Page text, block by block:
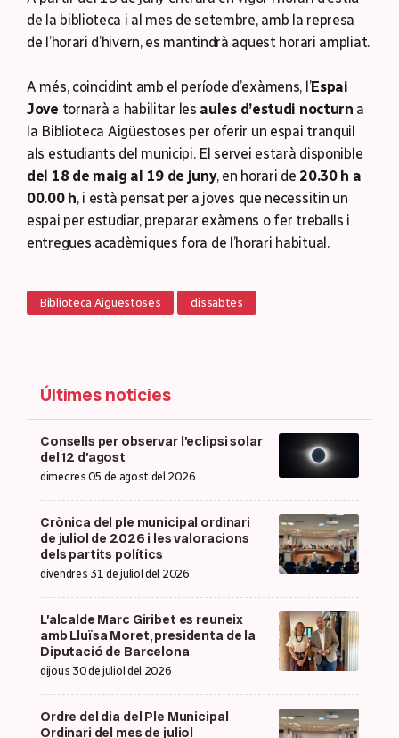
de la biblioteca i al mes de setembre, amb la represa
de l’horari d’hivern, es mantindrà aquest horari ampliat.
A més, coincidint amb el període d’exàmens, l’Espai
Jove tornarà a habilitar les aules d’estudi nocturn a
la Biblioteca Aigüestoses per oferir un espai tranquil
als estudiants del municipi. El servei estarà disponible
del 18 de maig al 19 de juny, en horari de 20.30 h a
00.00 h, i està pensat per a joves que necessitin un
espai per estudiar, preparar exàmens o fer treballs i
entregues acadèmiques fora de l’horari habitual.
Biblioteca Aigüestoses dissabtes
Últimes notícies
Consells per observar l’eclipsi solar
del 12 d’agost
dimecres 05 de agost del 2026
Crònica del ple municipal ordinari
de juliol de 2026 i les valoracions
dels partits polítics
divendres 31 de juliol del 2026
L’alcalde Marc Giribet es reuneix
amb Lluïsa Moret, presidenta de la
Diputació de Barcelona
dijous 30 de juliol del 2026
Ordre del dia del Ple Municipal
Ordinari del mes de juliol